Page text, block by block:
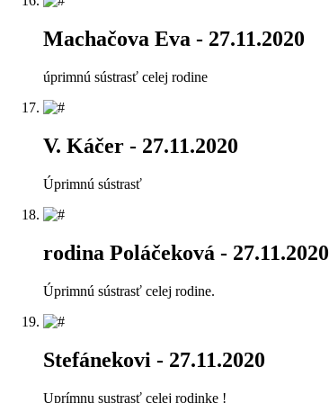
Machačova Eva - 27.11.2020
úprimnú sústrasť celej rodine
V. Káčer - 27.11.2020
Úprimnú sústrasť
rodina Poláčeková - 27.11.2020
Úprimnú sústrasť celej rodine.
Stefánekovi - 27.11.2020
Uprímnu sustrasť celej rodinke !